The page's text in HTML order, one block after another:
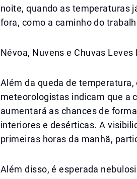
noite, quando as temperaturas
fora, como a caminho do
Névoa, Nuvens e Chuvas Leves
Além da queda de
meteorologistas indicam que a
aumentará as chances de
interiores e desérticas. A
primeiras horas da manhã,
Além disso, é esperada